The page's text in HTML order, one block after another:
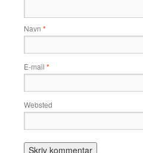
Navn *
E-mail *
Websted